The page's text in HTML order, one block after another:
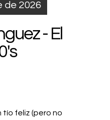
de 2026
- El
tío feliz (pero no